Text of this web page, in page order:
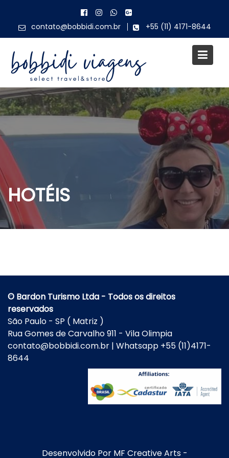
content contato@bobbidi.com.br +55 (11) 4171-8644
HOTÉIS
© Bardon Turismo Ltda - Todos os direitos
reservados
São Paulo - SP ( Matriz )
Rua Gomes de Carvalho 911 - Vila Olimpia
contato@bobbidi.com.br | Whatsapp +55 (11)4171-
8644
Desenvolvido Por MF Creative Arts-